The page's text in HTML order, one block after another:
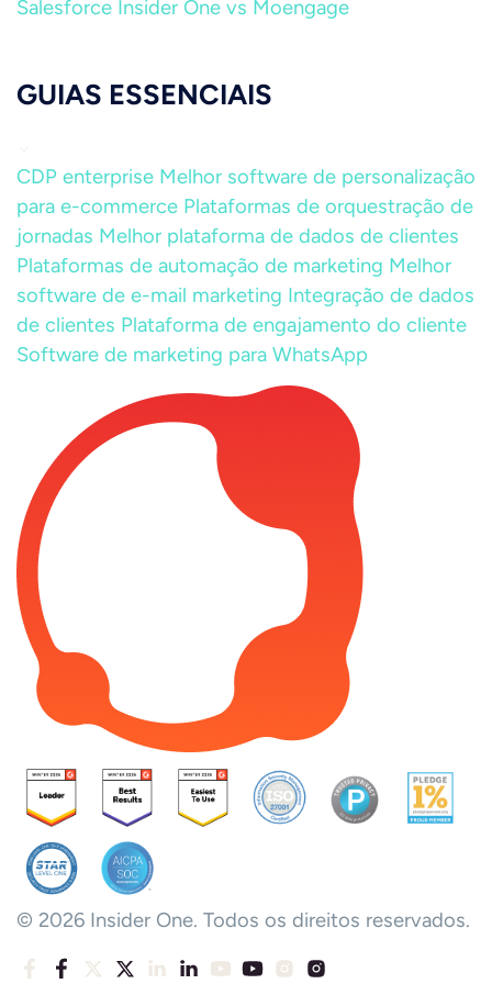
Salesforce Insider One vs Moengage
GUIAS ESSENCIAIS
CDP enterprise Melhor software de personalização
para e-commerce Plataformas de orquestração de
jornadas Melhor plataforma de dados de clientes
Plataformas de automação de marketing Melhor
software de e-mail marketing Integração de dados
de clientes Plataforma de engajamento do cliente
Software de marketing para WhatsApp
© 2026 Insider One. Todos os direitos reservados.